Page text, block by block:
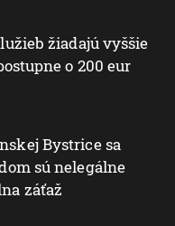
žiadajú vyššie
o 200 eur
Bystrice sa
sú nelegálne
záťaž